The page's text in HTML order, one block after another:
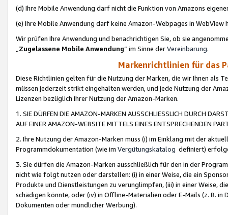
(d) Ihre Mobile Anwendung darf nicht die Funktion von Amazons
(e) Ihre Mobile Anwendung darf keine Amazon-Webpages in WebView
Wir prüfen Ihre Anwendung und benachrichtigen Sie, ob sie
„Zugelassene Mobile Anwendung“ im Sinne derVereinbarung.
Markenrichtlinien für das
Diese Richtlinien gelten für die Nutzung der Marken, die wir Ihnen als
müssen jederzeit strikt eingehalten werden, und jede Nutzung der
Lizenzen bezüglich Ihrer Nutzung der Amazon-Marken.
1. SIE DÜRFEN DIE AMAZON-MARKEN AUSSCHLIESSLICH DURCH
AUF EINER AMAZON-WEBSITE MITTELS EINES ENTSPRECHENDEN
2. Ihre Nutzung der Amazon-Marken muss (i) im Einklang mit der
Programmdokumentation (wie im Vergütungskatalog definiert)
3. Sie dürfen die Amazon-Marken ausschließlich für den in der
nicht wie folgt nutzen oder darstellen: (i) in einer Weise, die ein
Produkte und Dienstleistungen zu verunglimpfen, (iii) in einer Weise,
schädigen könnte, oder (iv) in Offline-Materialien oder E-Mails (z. B. in
Dokumenten oder mündlicher Werbung).